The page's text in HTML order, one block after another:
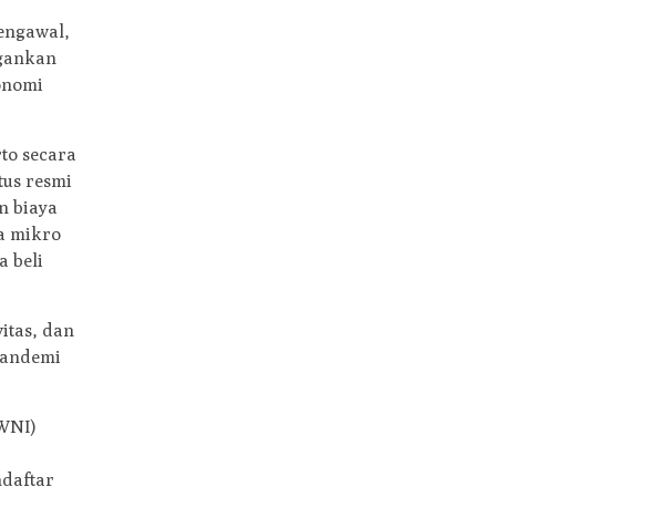
secara
resmi
biaya
mikro
beli
dan